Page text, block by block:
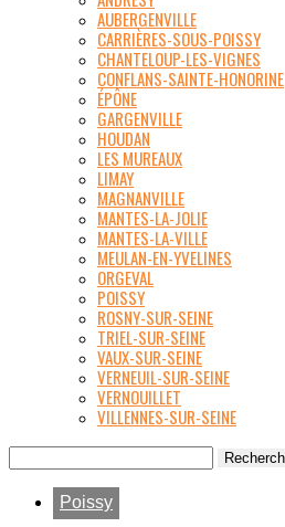
AUBERGENVILLE
CARRIÈRES-SOUS-POISSY
CHANTELOUP-LES-VIGNES
CONFLANS-SAINTE-HONORINE
ÉPÔNE
GARGENVILLE
HOUDAN
LES MUREAUX
LIMAY
MAGNANVILLE
MANTES-LA-JOLIE
MANTES-LA-VILLE
MEULAN-EN-YVELINES
ORGEVAL
POISSY
ROSNY-SUR-SEINE
TRIEL-SUR-SEINE
VAUX-SUR-SEINE
VERNEUIL-SUR-SEINE
VERNOUILLET
VILLENNES-SUR-SEINE
Poissy